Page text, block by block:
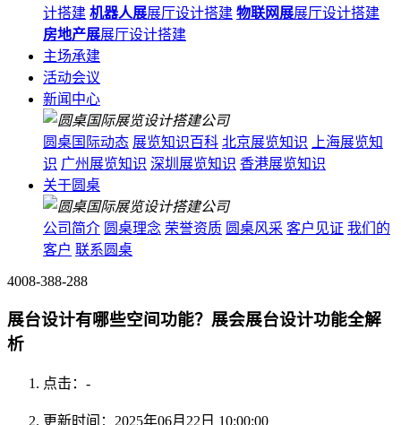
计搭建 机器人展展厅设计搭建 物联网展展厅设计搭建
房地产展展厅设计搭建
主场承建
活动会议
新闻中心
圆桌国际动态 展览知识百科 北京展览知识
上海展览知
识 广州展览知识 深圳展览知识 香港展览知识
关于圆桌
公司简介 圆桌理念 荣誉资质 圆桌风采 客户见证 我们的
客户 联系圆桌
4008-388-288
展台设计有哪些空间功能？展会展台设计功能全解
析
点击： -
更新时间：2025年06月22日 10:00:00